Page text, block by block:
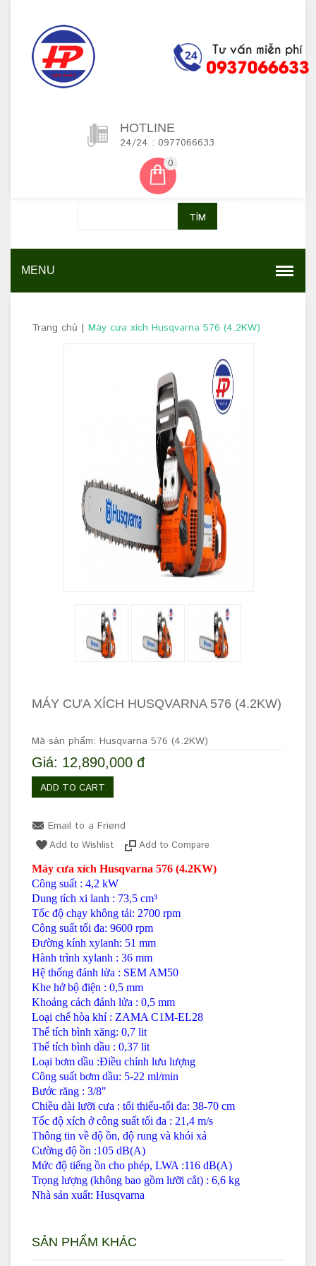
HOTLINE
24/24 : 0977066633
0
TÌM
MENU
Trang chủ | Máy cưa xích Husqvarna 576 (4.2KW)
MÁY CƯA XÍCH HUSQVARNA 576 (4.2KW)
Mã sản phẩm: Husqvarna 576 (4.2KW)
Giá: 12,890,000 đ
ADD TO CART
Email to a Friend
Add to Wishlist Add to Compare
Máy cưa xích Husqvarna 576 (4.2KW)
Công suất : 4,2 kW
Dung tích xi lanh : 73,5 cm³
Tốc độ chạy không tải: 2700 rpm
Công suất tối đa: 9600 rpm
Đường kính xylanh: 51 mm
Hành trình xylanh : 36 mm
Hệ thống đánh lửa : SEM AM50
Khe hở bộ điện : 0,5 mm
Khoảng cách đánh lửa : 0,5 mm
Loại chế hòa khí : ZAMA C1M-EL28
Thể tích bình xăng: 0,7 lit
Thể tích bình dầu : 0,37 lit
Loại bơm dầu :Điều chỉnh lưu lượng
Công suất bơm dầu: 5-22 ml/min
Bước răng : 3/8"
Chiều dài lưỡi cưa : tối thiểu-tối đa: 38-70 cm
Tốc độ xích ở công suất tối đa : 21,4 m/s
Thông tin về độ ồn, độ rung và khói xả
Cường độ ồn :105 dB(A)
Mức độ tiếng ồn cho phép, LWA :116 dB(A)
Trọng lượng (không bao gồm lưỡi cắt) : 6,6 kg
Nhà sản xuất: Husqvarna
SẢN PHẨM KHÁC